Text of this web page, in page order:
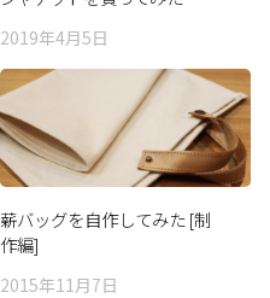
2019年4月5日
薪バッグを自作してみた [制
作編]
2015年11月7日